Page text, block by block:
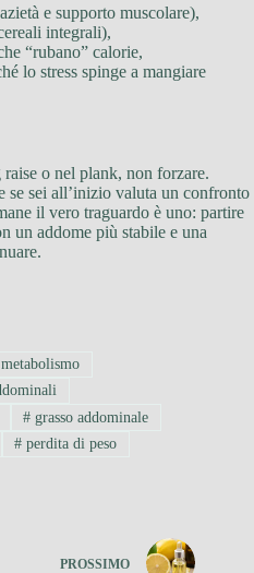
e supporto muscolare),
integrali),
“rubano” calorie,
lo stress spinge a mangiare
o nel plank, non forzare.
se sei all’inizio valuta un confronto
il vero traguardo è uno: partire
un addome più stabile e una
# grasso addominale
# perdita di peso
PROSSIMO